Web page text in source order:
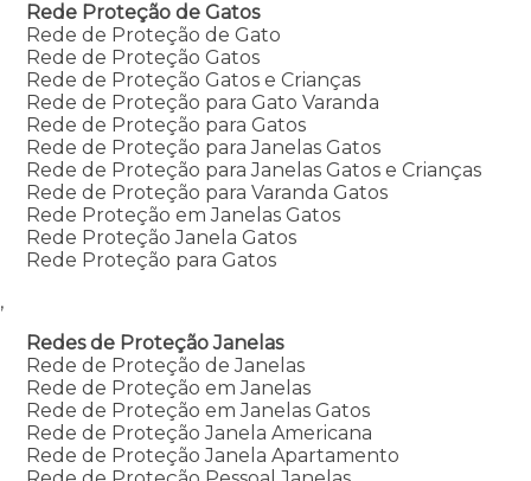
Rede Proteção de Gatos
Rede de Proteção de Gato
Rede de Proteção Gatos
Rede de Proteção Gatos e Crianças
Rede de Proteção para Gato Varanda
Rede de Proteção para Gatos
Rede de Proteção para Janelas Gatos
Rede de Proteção para Janelas Gatos e Crianças
Rede de Proteção para Varanda Gatos
Rede Proteção em Janelas Gatos
Rede Proteção Janela Gatos
Rede Proteção para Gatos
,
Redes de Proteção Janelas
Rede de Proteção de Janelas
Rede de Proteção em Janelas
Rede de Proteção em Janelas Gatos
Rede de Proteção Janela Americana
Rede de Proteção Janela Apartamento